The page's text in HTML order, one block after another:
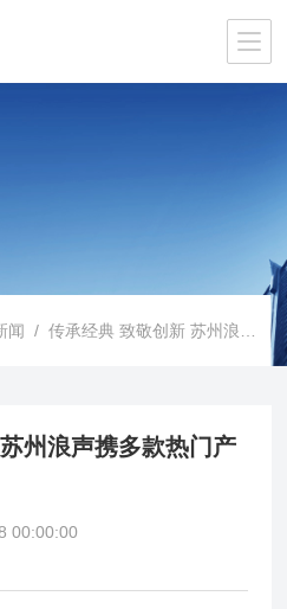
闻 / 传承经典 致敬创新 苏州浪声携多款热门产品亮相
州浪声携多款热门产
00:00:00